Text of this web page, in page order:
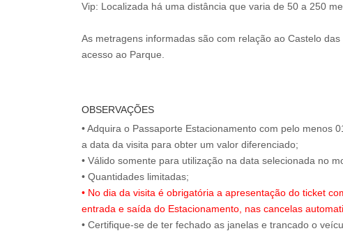
Vip: Localizada há uma distância que varia de 50 a 250
As metragens informadas são com relação ao Castelo
acesso ao Parque.
OBSERVAÇÕES
• Adquira o Passaporte Estacionamento com pelo menos
a data da visita para obter um valor diferenciado;
• Válido somente para utilização na data selecionada no
• No dia da visita é obrigatória a apresentação do ticket
entrada e saída do Estacionamento, nas cancelas
• Certifique-se de ter fechado as janelas e trancado o